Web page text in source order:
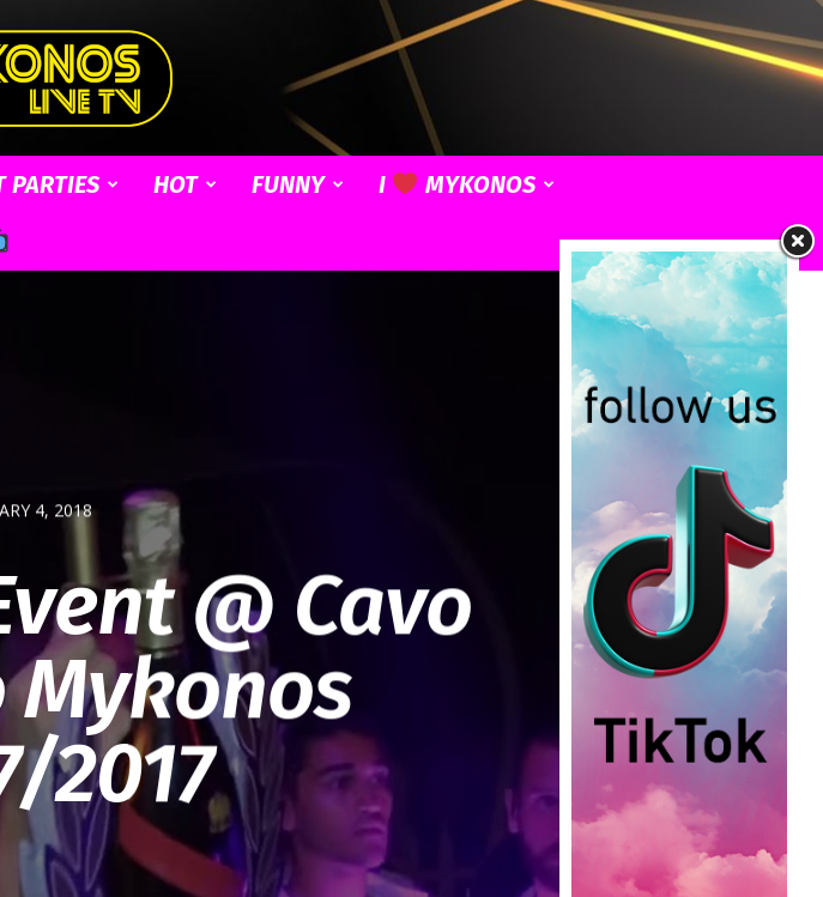
TV
PARTIES HOT FUNNY I
MYKONOS
4, 2018
@ Cavo
Mykonos
2017